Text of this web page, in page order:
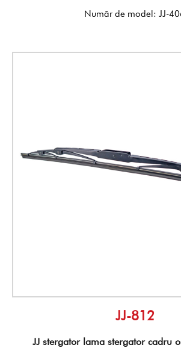
Număr de model: JJ-
JJ-812
JJ stergator lama stergator cadru